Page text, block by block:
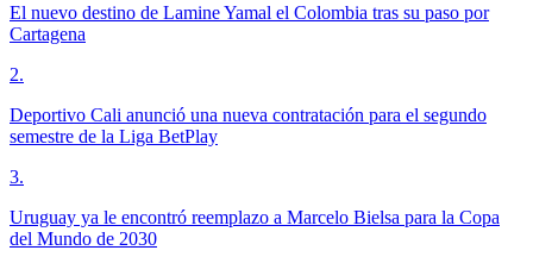
El nuevo destino de Lamine Yamal el Colombia tras su paso por
Cartagena
2.
Deportivo Cali anunció una nueva contratación para el segundo
semestre de la Liga BetPlay
3.
Uruguay ya le encontró reemplazo a Marcelo Bielsa para la Copa
del Mundo de 2030